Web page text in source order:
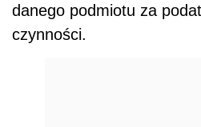
danego podmiotu za
czynności.